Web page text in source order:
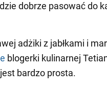
dobrze pasować do
adżiki z jabłkami i
blogerki kulinarnej
bardzo prosta.